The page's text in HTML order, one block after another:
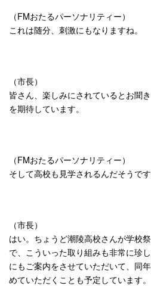
（FMおたるパーソナリティー）
これは随分、刺激にもなりますね。
（市長）
皆さん、楽しみにされているとお聞
を期待しています。
（FMおたるパーソナリティー）
そして高校も見学されるんだそうです
（市長）
はい。ちょうど潮陵高校さんが学校
で、こういった取り組みも非常に珍
にもご案内をさせていただいて、同
めていただくことも予定しています。